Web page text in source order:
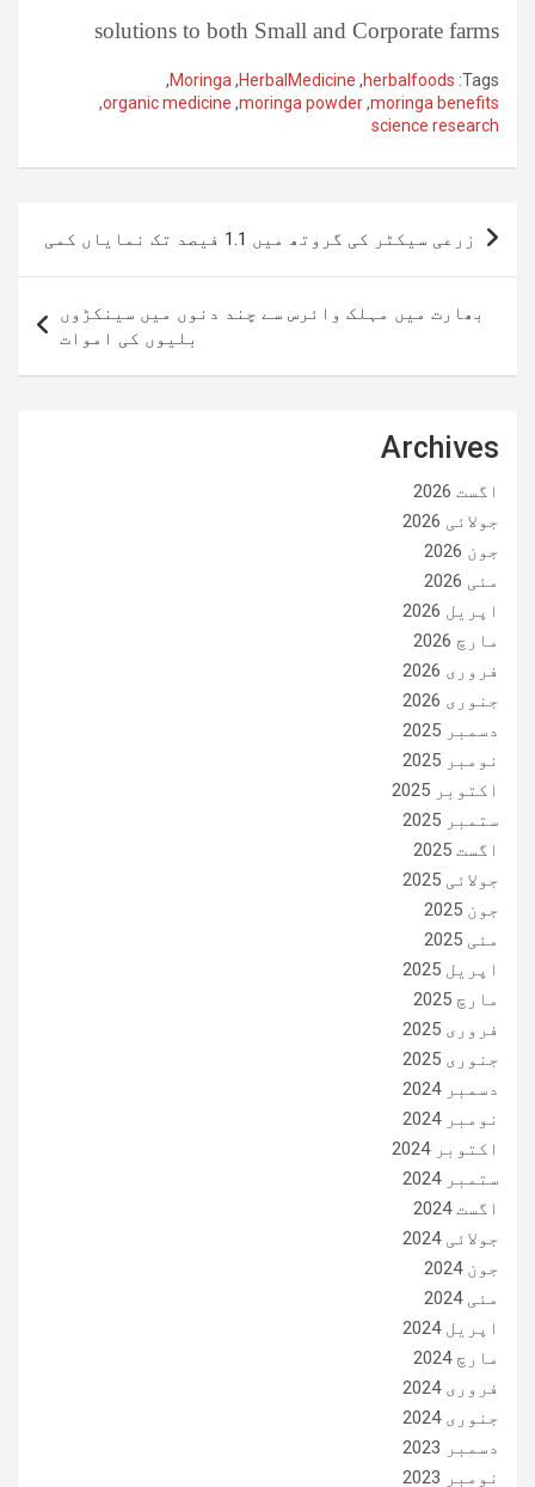
solutions to both Small and Corporate farms
Tags:
herbalfoods
,
HerbalMedicine
,
Moringa
,
moringa benefits
,
moringa powder
,
organic medicine
,
science research
پوسٹوں
زرعی سیکٹر کی گروتھ میں 1.1 فیصد تک نمایاں کمی
بھارت میں مہلک وائرس سے چند دنوں میں سینکڑوں
بلیوں کی اموات
Archives
اگست 2026
جولائی 2026
جون 2026
مئی 2026
اپریل 2026
مارچ 2026
فروری 2026
جنوری 2026
دسمبر 2025
نومبر 2025
اکتوبر 2025
ستمبر 2025
اگست 2025
جولائی 2025
جون 2025
مئی 2025
اپریل 2025
مارچ 2025
فروری 2025
جنوری 2025
دسمبر 2024
نومبر 2024
اکتوبر 2024
ستمبر 2024
اگست 2024
جولائی 2024
جون 2024
مئی 2024
اپریل 2024
مارچ 2024
فروری 2024
جنوری 2024
دسمبر 2023
نومبر 2023